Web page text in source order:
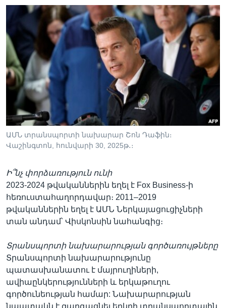
ԱՄՆ տրանսպորտի նախարար Շոն Դաֆին։
Վաշինգտոն, հունվարի 30, 2025թ․։
Ի՞նչ փորձառություն ունի
2023-2024 թվականներին եղել է Fox Business-ի
հեռուստահաղորդավար։ 2011–2019
թվականներին եղել է ԱՄՆ Ներկայացուցիչների
տան անդամ՝ Վիսկոնսին նահանգից։
Տրանսպորտի նախարարության գործառույթները
Տրանսպորտի նախարարությունը
պատասխանատու է մայրուղիների,
ավիաընկերությունների և երկաթուղու
գործունեության համար: Նախարարության